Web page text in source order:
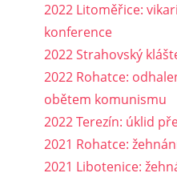
2022 Litoměřice:
konference
2022 Strahovský
2022 Rohatce:
obětem komunismu
2022 Terezín: úklid
2021 Rohatce:
2021 Libotenice: